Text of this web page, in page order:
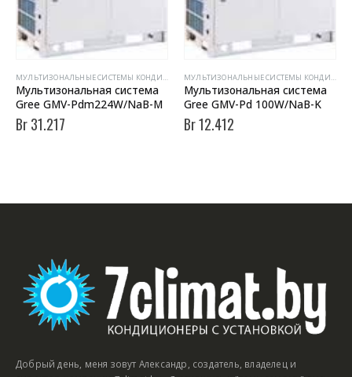
МУЛЬТИЗОНАЛЬНЫЕ СИСТЕМЫ КОНДИЦИОНИРОВАНИЯ
Мультизональная система
Gree GMV-Pdm224W/NaB-M
Br31.217
МУЛЬТИЗОНАЛЬНЫЕ СИСТЕМЫ КОНДИЦИОНИРОВАНИЯ
Мультизональная система
Gree GMV-Pd 100W/NaB-K
Br12.412
Добрый день, меня зовут Александр, создатель, владелец и